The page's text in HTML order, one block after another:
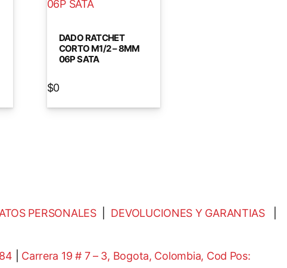
DADO RATCHET
CORTO M1/2 – 8MM
06P SATA
$0
PERSONALES| DEVOLUCIONES Y GARANTIAS
Carrera 19 # 7 – 3, Bogota, Colombia, Cod Pos: